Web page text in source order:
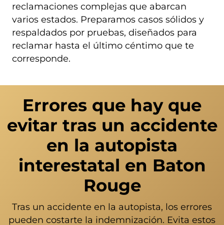
reclamaciones complejas que abarcan
varios estados. Preparamos casos sólidos y
respaldados por pruebas, diseñados para
reclamar hasta el último céntimo que te
corresponde.
Errores que hay que
evitar tras un accidente
en la autopista
interestatal en Baton
Rouge
Tras un accidente en la autopista, los errores
pueden costarte la indemnización. Evita estos